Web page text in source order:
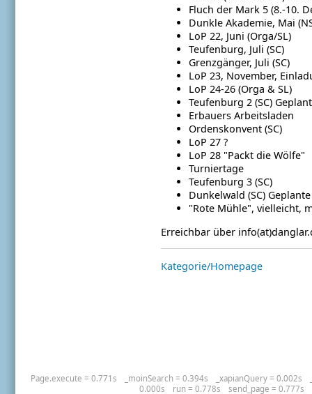
Fluch der Mark 5 (8.-10.
Dunkle Akademie, Mai
LoP 22, Juni (Orga/SL)
Teufenburg, Juli (SC)
Grenzgänger, Juli (SC)
LoP 23, November,
LoP 24-26 (Orga & SL)
Teufenburg 2 (SC)
Erbauers Arbeitsladen
Ordenskonvent (SC)
LoP 27 ?
LoP 28 "Packt die Wölfe"
Turniertage
Teufenburg 3 (SC)
Dunkelwald (SC)
"Rote Mühle", vielleicht,
Erreichbar über
Kategorie/Homepage
Page.execute = 0.771s _moinSearch = 0.394s _xapianQuery = 0.002s
0.000s
run = 0.778s send_page = 0.777s